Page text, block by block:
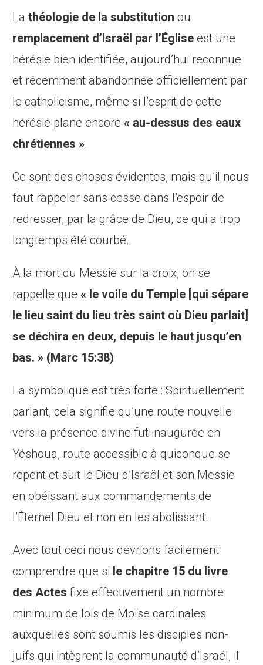
Lathéologie de la substitution ou
remplacement d’Israël par l’Église est une
hérésie bien identifiée, aujourd’hui reconnue
et récemment abandonnée officiellement par
le catholicisme, même si l’esprit de cette
hérésie plane encore« au-dessus des eaux
chrétiennes ».
Ce sont des choses évidentes, mais qu’il nous
faut rappeler sans cesse dans l’espoir de
redresser, par la grâce de Dieu, ce qui a trop
longtemps été courbé.
À la mort du Messie sur la croix, on se
rappelle que« le voile du Temple [qui sépare
le lieu saint du lieu très saint où Dieu parlait]
se déchira en deux, depuis le haut jusqu’en
bas. » (Marc 15:38)
La symbolique est très forte : Spirituellement
parlant, cela signifie qu’une route nouvelle
vers la présence divine fut inaugurée en
Yéshoua, route accessible à quiconque se
repent et suit le Dieu d’Israël et son Messie
en obéissant aux commandements de
l’Éternel Dieu et non en les abolissant.
Avec tout ceci nous devrions facilement
comprendre que si le chapitre 15 du livre
des Actes fixe effectivement un nombre
minimum de lois de Moïse cardinales
auxquelles sont soumis les disciples non-
juifs qui intègrent la communauté d’Israël, il